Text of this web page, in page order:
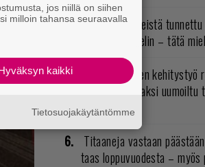
Pokémon-peleistä
toimintaroolipelin – tätä
Kuuden vuoden
GTA:n kilpailijaksi
peruttu?
Titaaneja vastaan
taas loppuvuodesta –
jos niillä on siihen
milloin tahansa seuraavalla
kaikki
Tietosuojakäytäntömme